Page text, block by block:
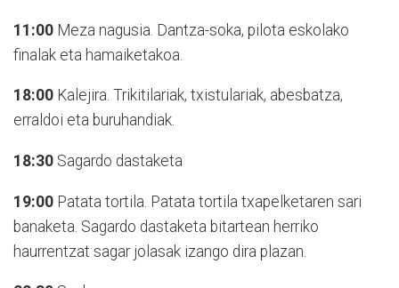
11:00 Meza nagusia. Dantza-soka, pilota eskolako
finalak eta hamaiketakoa.
18:00 Kalejira. Trikitilariak, txistulariak, abesbatza,
erraldoi eta buruhandiak.
18:30 Sagardo dastaketa
19:00 Patata tortila. Patata tortila txapelketaren sari
banaketa. Sagardo dastaketa bitartean herriko
haurrentzat sagar jolasak izango dira plazan.